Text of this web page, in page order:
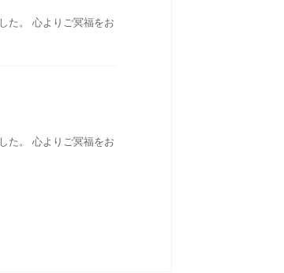
た。 心よりご冥福をお
た。 心よりご冥福をお